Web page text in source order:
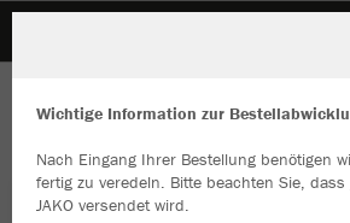
Wichtige Information zur
Nach Eingang Ihrer Bestellung benötigen
fertig zu veredeln. Bitte beachten Sie, dass
JAKO versendet wird.
Wir verwenden Cookies